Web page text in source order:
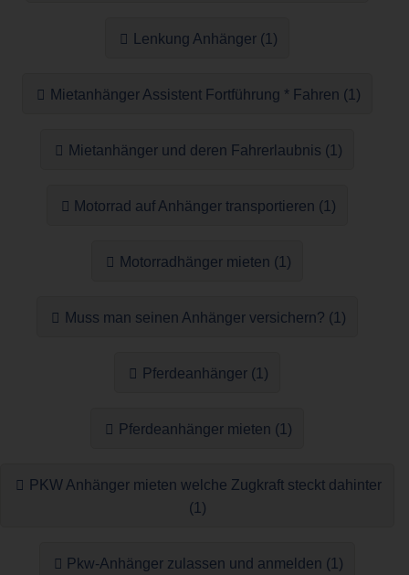
Lenkung Anhänger (1)
Mietanhänger Assistent Fortführung * Fahren (1)
Mietanhänger und deren Fahrerlaubnis (1)
Motorrad auf Anhänger transportieren (1)
Motorradhänger mieten (1)
Muss man seinen Anhänger versichern? (1)
Pferdeanhänger (1)
Pferdeanhänger mieten (1)
PKW Anhänger mieten welche Zugkraft steckt dahinter
(1)
Pkw-Anhänger zulassen und anmelden (1)